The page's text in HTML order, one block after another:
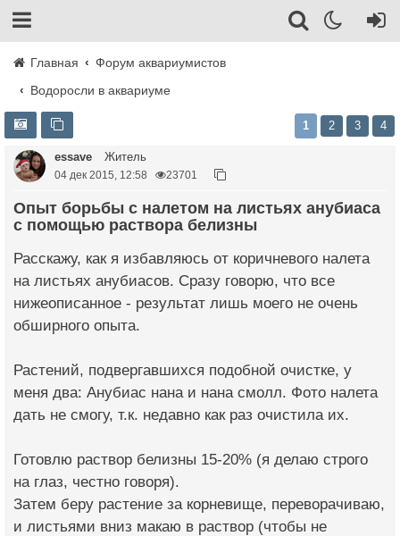
Главная
Форум аквариумистов
Водоросли в аквариуме
1 2 3 4
essave Житель
04 дек 2015, 12:58 23701
Опыт борьбы с налетом на листьях анубиаса
с помощью раствора белизны
Расскажу, как я избавляюсь от коричневого налета
на листьях анубиасов. Сразу говорю, что все
нижеописанное - результат лишь моего не очень
обширного опыта.
Растений, подвергавшихся подобной очистке, у
меня два: Анубиас нана и нана смолл. Фото налета
дать не смогу, т.к. недавно как раз очистила их.
Готовлю раствор белизны 15-20% (я делаю строго
на глаз, честно говоря).
Затем беру растение за корневище, переворачиваю,
и листьями вниз макаю в раствор (чтобы не